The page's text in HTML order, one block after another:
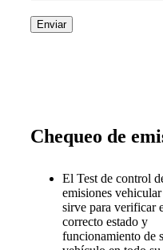
Chequeo de
El Test de control
emisiones vehicular
sirve para verificar
correcto estado y
funcionamiento de